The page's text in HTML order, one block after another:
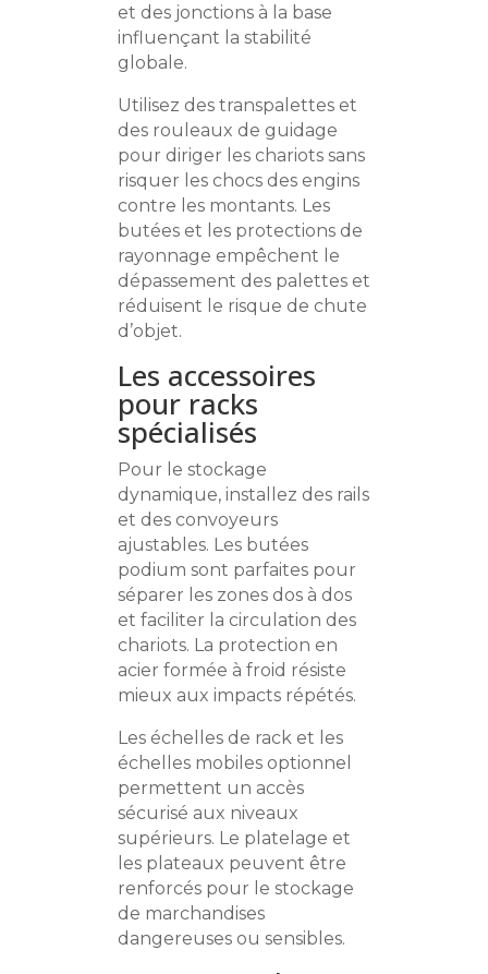
et des jonctions à la base
influençant la stabilité
globale.
Utilisez des transpalettes et
des rouleaux de guidage
pour diriger les chariots sans
risquer les chocs des engins
contre les montants. Les
butées et les protections de
rayonnage empêchent le
dépassement des palettes et
réduisent le risque de chute
d’objet.
Les accessoires
pour racks
spécialisés
Pour le stockage
dynamique, installez des rails
et des convoyeurs
ajustables. Les butées
podium sont parfaites pour
séparer les zones dos à dos
et faciliter la circulation des
chariots. La protection en
acier formée à froid résiste
mieux aux impacts répétés.
Les échelles de rack et les
échelles mobiles optionnel
permettent un accès
sécurisé aux niveaux
supérieurs. Le platelage et
les plateaux peuvent être
renforcés pour le stockage
de marchandises
dangereuses ou sensibles.